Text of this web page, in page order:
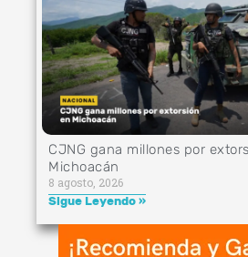
CJNG gana millones por
Michoacán
8 agosto, 2026
Sigue Leyendo »